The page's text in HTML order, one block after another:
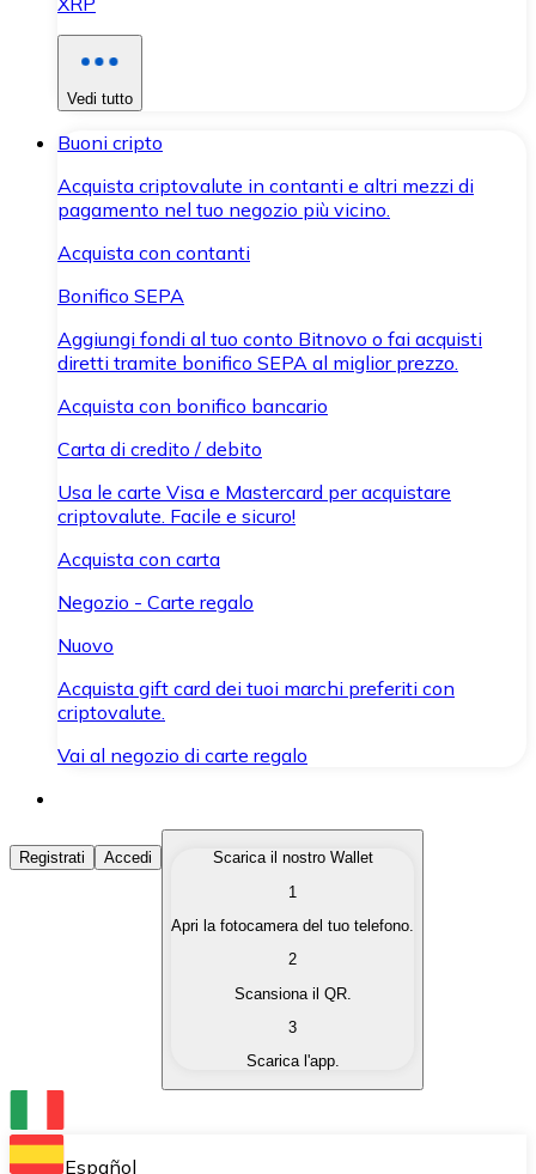
Vedi tutto
Buoni cripto
Acquista criptovalute in contanti e altri mezzi di
pagamento nel tuo negozio più vicino.
Acquista con contanti
Bonifico SEPA
Aggiungi fondi al tuo conto Bitnovo o fai acquisti
diretti tramite bonifico SEPA al miglior prezzo.
Acquista con bonifico bancario
Carta di credito / debito
Usa le carte Visa e Mastercard per acquistare
criptovalute. Facile e sicuro!
Acquista con carta
Negozio - Carte regalo
Nuovo
Acquista gift card dei tuoi marchi preferiti con
criptovalute.
Vai al negozio di carte regalo
Acquista Criptovalute
Acquista le criptovalute che ti interessano in modo
Converti le tue criptovalute in valuta fiat quando ne
Scambia una criptovaluta con un'altra
Conserva le tue cripto in un Wallet self-custodial.
Registrati Accedi
Scarica il nostro Wallet
1
Apri la fotocamera del tuo telefono.
2
Scansiona il QR.
3
Scarica l'app.
Español